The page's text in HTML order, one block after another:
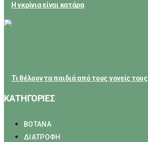
Η γκρίνια είναι κατάρα
Τι θέλουν τα παιδιά από τους γονείς τους
ΚΑΤΗΓΟΡΙΕΣ
ΒΟΤΑΝΑ
ΔΙΑΤΡΟΦΗ